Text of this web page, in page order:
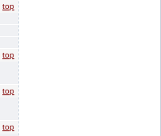
top
top
top
top